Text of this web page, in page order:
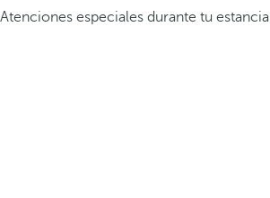
Atenciones especiales durante tu estancia